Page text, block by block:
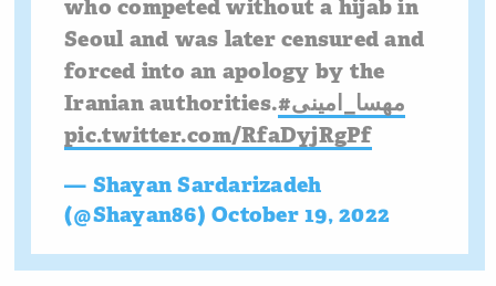
who competed without a hijab in
Seoul and was later censured and
forced into an apology by the
Iranian authorities. #مهسا_امینی
pic.twitter.com/RfaDyjRgPf
— Shayan Sardarizadeh
(@Shayan86) October 19, 2022